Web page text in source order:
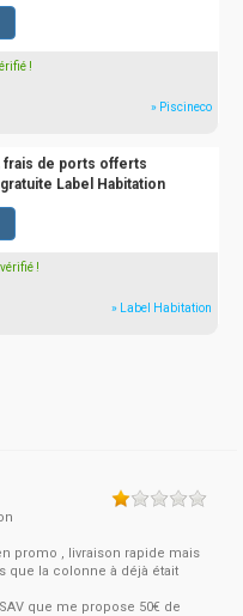
!
» Piscineco
frais de ports offerts
Label Habitation
!
» Label Habitation
promo , livraison rapide mais
que la colonne à déjà était
que me propose 50€ de